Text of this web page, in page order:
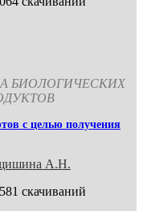
БИОЛОГИЧЕСКИХ
с целью получения
А.Н.
скачиваний